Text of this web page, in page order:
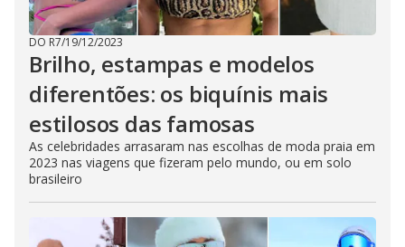
DO R7/19/12/2023
Brilho, estampas e modelos
diferentões: os biquínis mais
estilosos das famosas
As celebridades arrasaram nas escolhas de moda praia em
2023 nas viagens que fizeram pelo mundo, ou em solo
brasileiro